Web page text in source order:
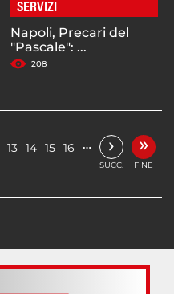
SERVIZI
Napoli, Precari del
"Pascale": ...
208
13 14 15 16 … ›
SUCC.
»
FINE